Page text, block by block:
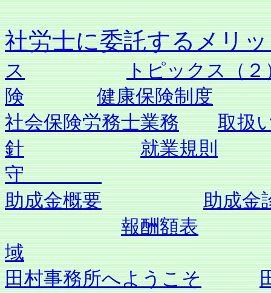
社労士に委託す
ス
トピックス（２
険
健康保険制度
社会保険労務士業務
取扱
針
就業規則
守
助成金概要
助成金
報酬額表
域
田村事務所へようこそ